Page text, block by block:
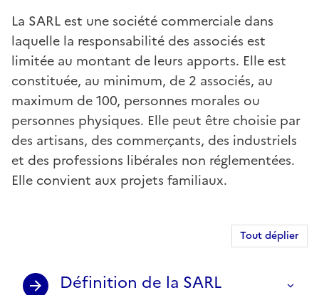
La SARL est une société commerciale dans
laquelle la responsabilité des associés est
limitée au montant de leurs apports. Elle est
constituée, au minimum, de 2 associés, au
maximum de 100, personnes morales ou
personnes physiques. Elle peut être choisie par
des artisans, des commerçants, des industriels
et des professions libérales non réglementées.
Elle convient aux projets familiaux.
Tout déplier
Définition de la SARL